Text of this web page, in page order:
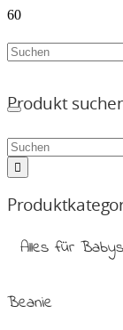
Produkt
Alles für
Beanie